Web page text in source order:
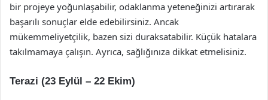
bir projeye yoğunlaşabilir, odaklanma yeteneğinizi artırarak
başarılı sonuçlar elde edebilirsiniz. Ancak
mükemmeliyetçilik, bazen sizi duraksatabilir. Küçük hatalara
takılmamaya çalışın. Ayrıca, sağlığınıza dikkat etmelisiniz.
Terazi (23 Eylül – 22 Ekim)